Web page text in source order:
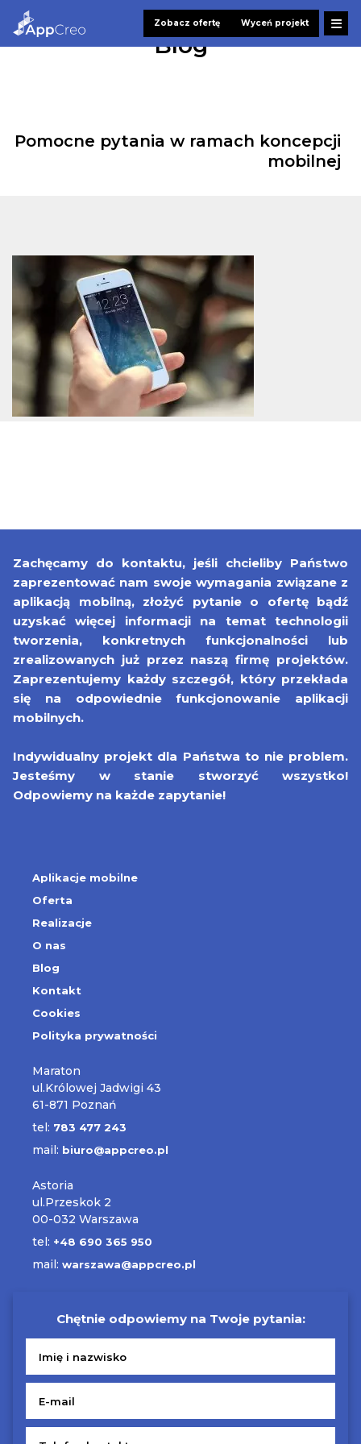
Zobacz ofertę Wyceń projekt
Blog
Pomocne pytania w ramach koncepcji
mobilnej
Zachęcamy do kontaktu, jeśli chcieliby Państwo
zaprezentować nam swoje wymagania związane z
aplikacją mobilną, złożyć pytanie o ofertę bądź
uzyskać więcej informacji na temat technologii
tworzenia, konkretnych funkcjonalności lub
zrealizowanych już przez naszą firmę projektów.
Zaprezentujemy każdy szczegół, który przekłada
się na odpowiednie funkcjonowanie aplikacji
mobilnych.
Indywidualny projekt dla Państwa to nie problem.
Jesteśmy w stanie stworzyć wszystko!
Odpowiemy na każde zapytanie!
Aplikacje mobilne
Oferta
Realizacje
O nas
Blog
Kontakt
Cookies
Polityka prywatności
Maraton
ul.Królowej Jadwigi 43
61-871 Poznań
tel: 783 477 243
mail: biuro@appcreo.pl
Astoria
ul.Przeskok 2
00-032 Warszawa
tel: +48 690 365 950
mail: warszawa@appcreo.pl
Chętnie odpowiemy na Twoje pytania: